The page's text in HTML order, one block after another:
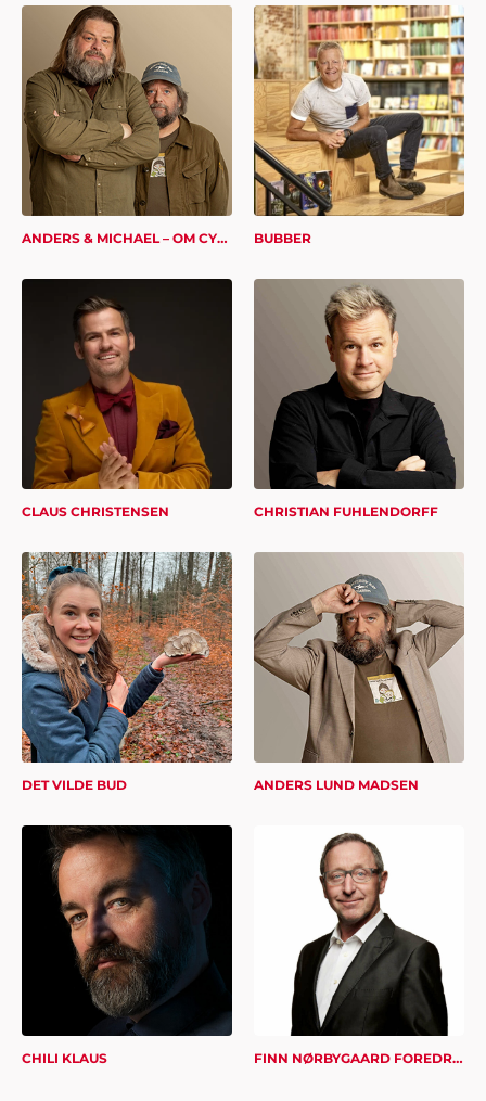
ANDERS & MICHAEL – OM CYBERSIKKERHED BUBBER
CLAUS CHRISTENSEN CHRISTIAN FUHLENDORFF
DET VILDE BUD ANDERS LUND MADSEN
CHILI KLAUS FINN NØRBYGAARD FOREDRAG